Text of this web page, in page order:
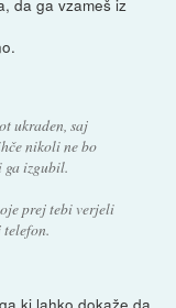
da ga vzameš iz
ukraden, saj
nikoli ne bo
ga izgubil.
prej tebi verjeli
telefon.
ki lahko dokaže da